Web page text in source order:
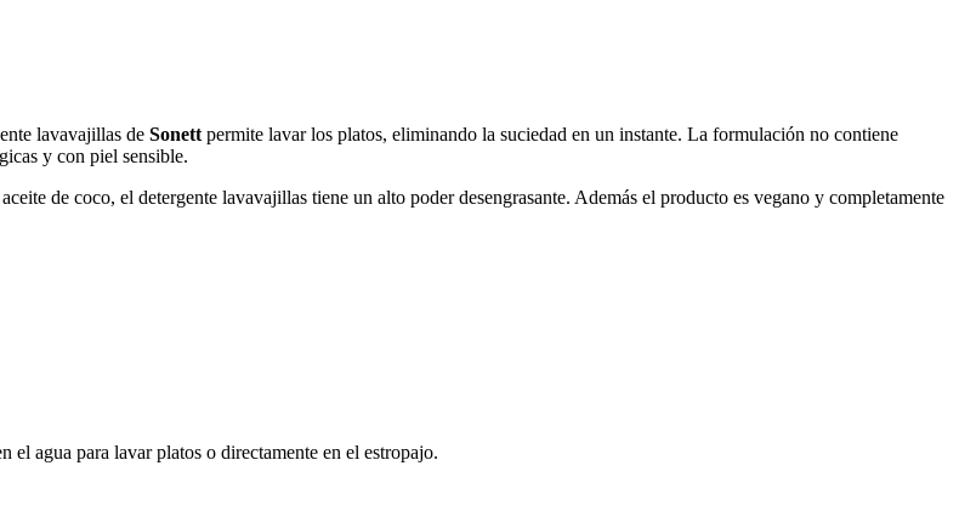
lavavajillas de Sonett permite lavar los platos, eliminando la suciedad en un instante. La formulación no contiene
y con piel sensible.
de coco, el detergente lavavajillas tiene un alto poder desengrasante. Además el producto es vegano y completamente
el agua para lavar platos o directamente en el estropajo.